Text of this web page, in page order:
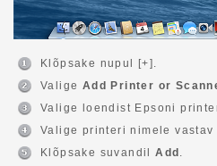
Klõpsake nupul [+].
Valige Add Printer or
Valige loendist Epsoni
Valige printeri nimele vastav
Klõpsake suvandilAdd